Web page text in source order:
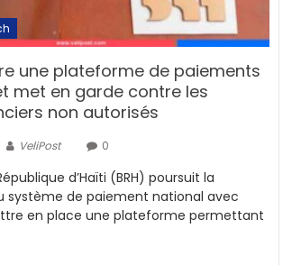
une plateforme de paiements
met en garde contre les
non autorisés
VeliPost 0
d’Haïti (BRH) poursuit la
système de paiement national avec
en place une plateforme permettant